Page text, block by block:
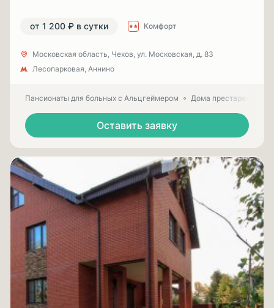
от 1 200 ₽ в сутки Комфорт
Московская область, Чехов, ул. Московская, д. 83
Лесопарковая, Аннино
Пансионаты для больных с Альцгеймером Дома престарелых
Оставить заявку